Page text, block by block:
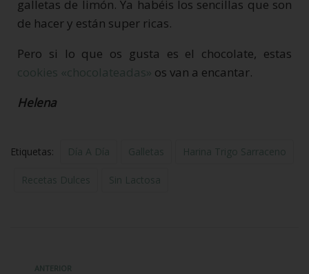
galletas de limón. Ya habéis los sencillas que son
de hacer y están super ricas.
Pero si lo que os gusta es el chocolate, estas
cookies «chocolateadas» os van a encantar.
Helena
Etiquetas: Día A Día Galletas Harina Trigo Sarraceno
Recetas Dulces Sin Lactosa
ANTERIOR